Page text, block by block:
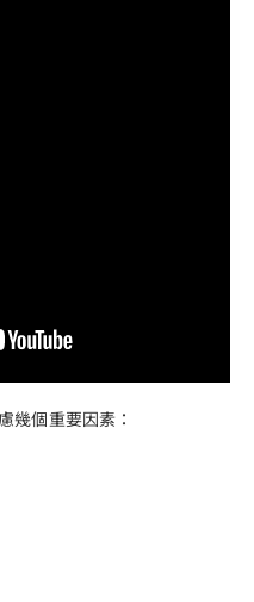
幾個重要因素：